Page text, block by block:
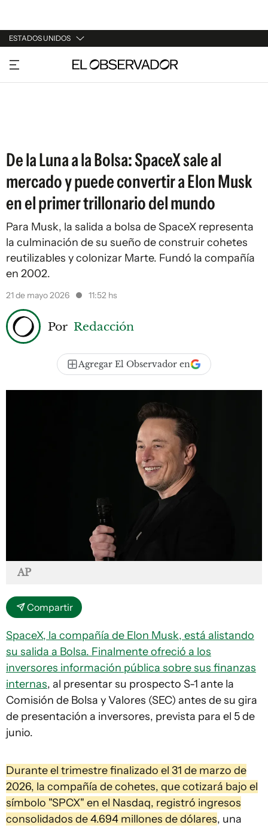
ESTADOS UNIDOS
URUGUAY
ARGENTINA
De la Luna a la Bolsa: SpaceX sale al
mercado y puede convertir a Elon Musk
en el primer trillonario del mundo
Para Musk, la salida a bolsa de SpaceX representa
la culminación de su sueño de construir cohetes
reutilizables y colonizar Marte. Fundó la compañía
en 2002.
21 de mayo 2026 11:52 hs
Por Redacción
Agregar El Observador en
AP
Compartir
SpaceX, la compañía de Elon Musk, está alistando
su salida a Bolsa. Finalmente ofreció a los
inversores información pública sobre sus finanzas
internas, al presentar su prospecto S-1 ante la
Comisión de Bolsa y Valores (SEC) antes de su gira
de presentación a inversores, prevista para el 5 de
junio.
Durante el trimestre finalizado el 31 de marzo de
2026, la compañía de cohetes, que cotizará bajo el
símbolo "SPCX" en el Nasdaq, registró ingresos
consolidados de 4.694 millones de dólares, una